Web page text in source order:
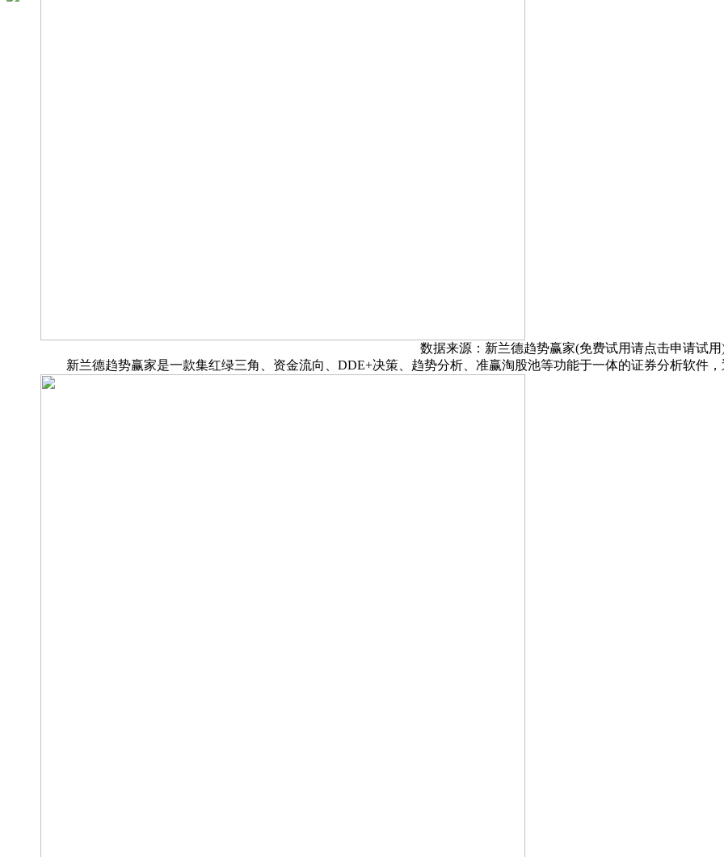
数据来源：新兰德趋势赢家(免费试用请点击申请试用
新兰德趋势赢家是一款集红绿三角、资金流向、DDE+决策、趋势分析、准赢淘股池等功能于一体的证券分析软